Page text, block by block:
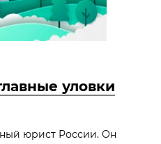
уловки
юрист России. Он